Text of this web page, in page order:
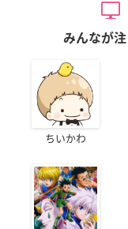
みんなが
ちいかわ